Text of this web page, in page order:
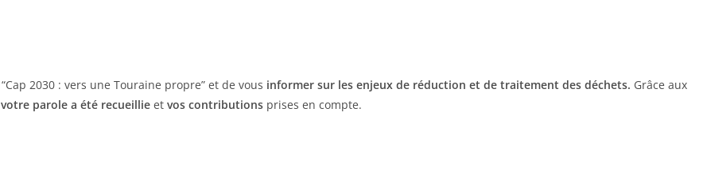
“Cap 2030 : vers une Touraine propre” et de vous informer sur les enjeux de réduction et de traitement des déchets. Grâce aux
votre parole a été recueillie et vos contributions prises en compte.